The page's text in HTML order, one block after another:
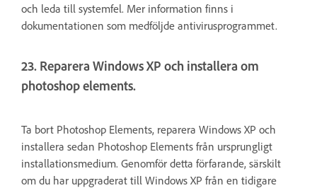
och leda till systemfel. Mer information finns i
dokumentationen som medföljde antivirusprogrammet.
23. Reparera Windows XP och installera om
photoshop elements.
Ta bort Photoshop Elements, reparera Windows XP och
installera sedan Photoshop Elements från ursprungligt
installationsmedium. Genomför detta förfarande, särskilt
om du har uppgraderat till Windows XP från en tidigare